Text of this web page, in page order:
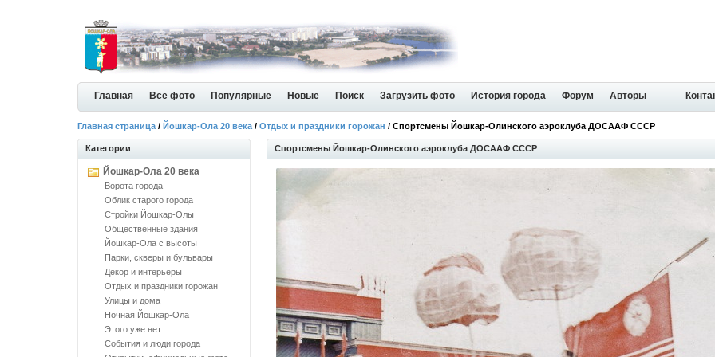
Главная Все фото Популярные Новые Поиск Загрузить фото История города Форум Авторы
Главная страница / Йошкар-Ола 20 века / Отдых и праздники горожан / Спортсмены Йошкар-Олинского аэроклуба ДОСААФ СССР
Категории
Йошкар-Ола 20 века
Ворота города
Облик старого города
Стройки Йошкар-Олы
Общественные здания
Йошкар-Ола с высоты
Парки, скверы и бульвары
Декор и интерьеры
Отдых и праздники горожан
Улицы и дома
Ночная Йошкар-Ола
Этого уже нет
События и люди города
Спортсмены Йошкар-Олинского аэроклуба ДОСААФ СССР